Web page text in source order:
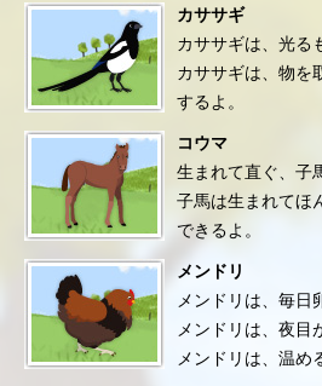
カササギ
カササギは、光る
カササギは、物を
するよ。
コウマ
生まれて直ぐ、子
子馬は生まれてほ
できるよ。
メンドリ
メンドリは、毎日
メンドリは、夜目
メンドリは、温め